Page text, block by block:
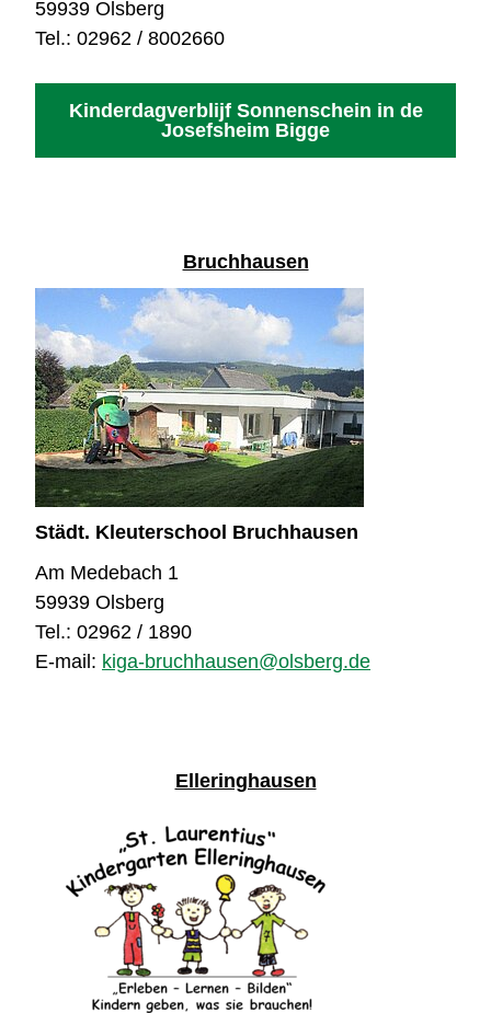
59939 Olsberg
Tel.: 02962 / 8002660
Kinderdagverblijf Sonnenschein in de
Josefsheim Bigge
Bruchhausen
Städt. Kleuterschool Bruchhausen
Am Medebach 1
59939 Olsberg
Tel.: 02962 / 1890
E-mail: kiga-bruchhausen@olsberg.de
Elleringhausen